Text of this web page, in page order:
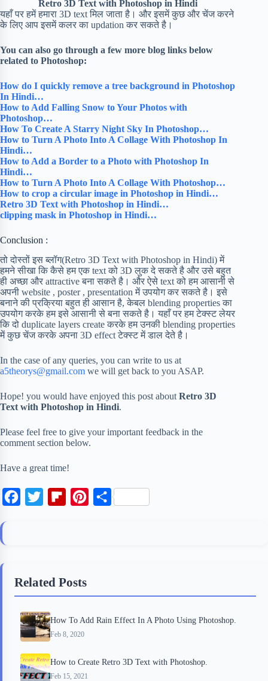
Retro 3D Text with Photoshop in Hindi
यहाँ पर हमें हमारा 3D text मिल जाता है। और इसमें कुछ और चेंज करने
के लिए आप इसमें कलर का updation कर सकते है।
You can also go through a few more blog links below
related to Photoshop:
How do I quickly remove a tree background in Photoshop
In Hindi…
How to Add Falling Snow to Your Photos with
Photoshop…
How To Create A Starry Night Sky In Photoshop…
How to Turn A Photo Into A Collage With Photoshop In
Hindi…
How to Add a Border to a Photo with Photoshop In
Hindi…
How to Turn A Photo Into A Collage With Photoshop…
How to crop a circular image in Photoshop in Hindi…
Retro 3D Text with Photoshop in Hindi…
clipping mask in Photoshop in Hindi…
Conclusion :
तो दोस्तों इस ब्लॉग(Retro 3D Text with Photoshop in Hindi) में
हमने सीखा कि कैसे हम एक text को 3D लुक दे सकते है और उसे बहुत
ही अच्छा और attractive बना सकते है। और ऐसे text को हम आसानी से
अपनी website , poster , presentation में उपयोग कर सकते है। इसे
बनाने की प्रक्रिया बहुत ही आसान है, केबल blending properties का
उपयोग करके हम इसे आसानी से बना सकते है। यहाँ पर हम टेक्स्ट लेयर
कि दो duplicate layers create करके हम उनकी blending properties
में कुछ चेंज करके अपना 3D effect टेक्स्ट में डाल देते है।
In the case of any queries, you can write to us at
a5theorys@gmail.com we will get back to you ASAP.
Hope! you would have enjoyed this post about Retro 3D
Text with Photoshop in Hindi.
Please feel free to give your important feedback in the
comment section below.
Have a great time!
o
k
e
o
r
d
s
S
Related Posts
How To Add Rain Effect In A Photo Using Photoshop.
Feb 8, 2020
How to Create Retro 3D Text with Photoshop.
Feb 15, 2021